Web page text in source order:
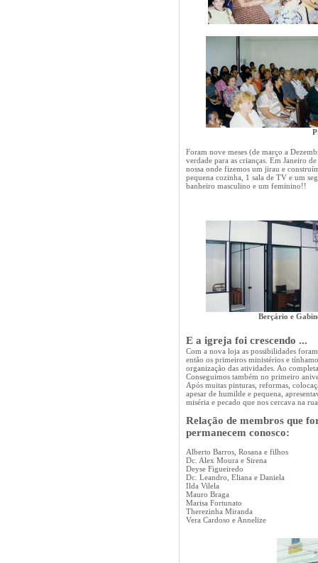
Foram nove meses (de março a
verdade para as crianças. Em Janeiro
nossa onde fizemos um jirau e
pequena cozinha, 1 sala de TV e um
banheiro masculino e um feminino!!
Berçário e
E a igreja foi crescendo ...
Com a nova loja as possibilidades
então os primeiros ministérios e
organização das atividades. Ao
Conseguimos também no primeiro
Após muitas pinturas, reformas,
apesar de humilde e pequena,
miséria e pecado que nos cercava na
Relação de membros que
permanecem conosco:
Alberto Barros, Rosana e filhos
Dc. Alex Moura e Sirena
Deyse Figueiredo
Dc. Leandro, Eliana e Daniela
Ilda Vilela
Mauro Braga
Marisa Fortunato
Therezinha Miranda
Vera Cardoso e Annelize